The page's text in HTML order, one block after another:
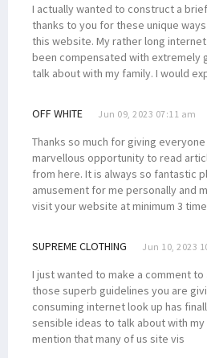
I actually wanted to construct a
thanks to you for these unique
this website. My rather long
been compensated with extremely
talk about with my family. I would
OFF WHITE Jun 09, 2023 07:11 am
Thanks so much for giving
marvellous opportunity to read
from here. It is always so fantastic
amusement for me personally and
visit your website at minimum 3
SUPREME CLOTHING Jun 10, 2023
I just wanted to make a comment
those superb guidelines you are
consuming internet look up has
sensible ideas to talk about with
mention that many of us site vis